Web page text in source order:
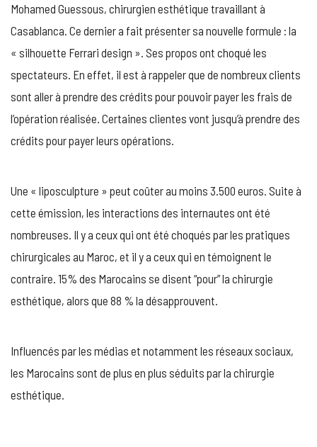
Mohamed Guessous, chirurgien esthétique travaillant à
Casablanca. Ce dernier a fait présenter sa nouvelle formule : la
« silhouette Ferrari design ». Ses propos ont choqué les
spectateurs. En effet, il est à rappeler que de nombreux clients
sont aller à prendre des crédits pour pouvoir payer les frais de
l’opération réalisée. Certaines clientes vont jusqu’à prendre des
crédits pour payer leurs opérations.
Une « liposculpture » peut coûter au moins 3.500 euros. Suite à
cette émission, les interactions des internautes ont été
nombreuses. Il y a ceux qui ont été choqués par les pratiques
chirurgicales au Maroc, et il y a ceux qui en témoignent le
contraire. 15% des Marocains se disent “pour” la chirurgie
esthétique, alors que 88 % la désapprouvent.
Influencés par les médias et notamment les réseaux sociaux,
les Marocains sont de plus en plus séduits par la chirurgie
esthétique.